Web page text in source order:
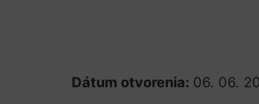
Dátum otvorenia: 06. 06.